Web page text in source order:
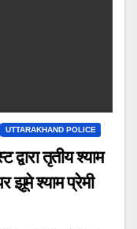
UTTARAKHAND POLICE
तृतीय श्याम
झूमे श्याम प्रेमी